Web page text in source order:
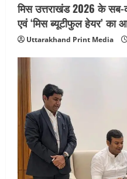
मिस उत्तराखंड 2026 के सब-
एवं ‘मिस ब्यूटीफुल हेयर’ का
Uttarakhand Print Media